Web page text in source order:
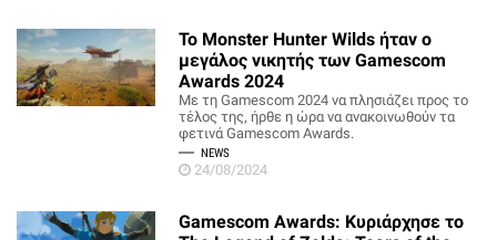
Το Monster Hunter Wilds ήταν ο
μεγάλος νικητής των Gamescom
Awards 2024
Με τη Gamescom 2024 να πλησιάζει προς το
τέλος της, ήρθε η ώρα να ανακοινωθούν τα
φετινά Gamescom Awards.
NEWS
24/08/2024
Gamescom Awards: Κυριάρχησε το